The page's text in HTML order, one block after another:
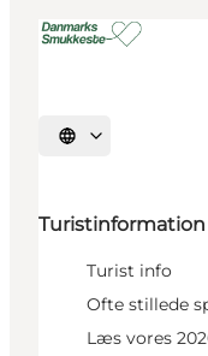
Vælg sprog
Turistinformation
Turist info
Ofte stillede
Læs vores